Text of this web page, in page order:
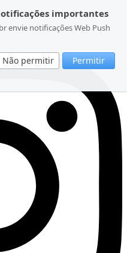
importantes
envie notificações Web Push
Não permitir Permitir